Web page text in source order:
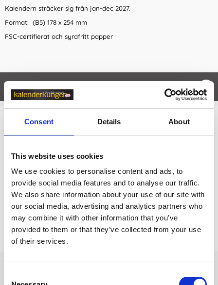
Consent Details About
This website uses cookies
We use cookies to personalise content and ads, to
provide social media features and to analyse our traffic.
We also share information about your use of our site with
our social media, advertising and analytics partners who
may combine it with other information that you’ve
provided to them or that they’ve collected from your use
of their services.
Kalendern sträcker sig från jan-dec 2027.
Format: (B5) 178 x 254 mm
FSC-certifierat och syrafritt papper
Kalendrar & almanackor för 2027
Kalendrar & almanackor för 2027 /Veckokalender
Prishistorik
Lägsta pris senaste 30 dagarna är 329 kr (2026-08-08)